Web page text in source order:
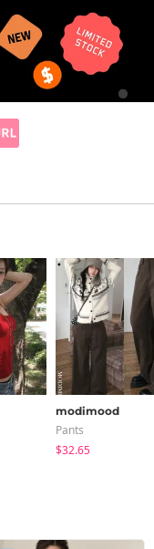
modimood
Pants
$32.65